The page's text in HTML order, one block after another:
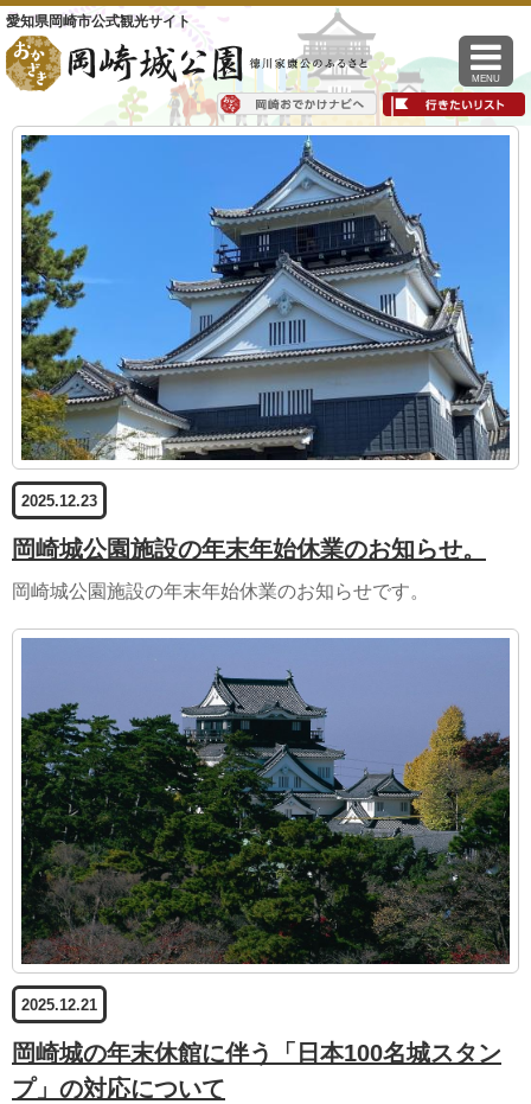
愛知県岡崎市公式観光サイト
MENU
2025.12.23
岡崎城公園施設の年末年始休業のお知らせ。
岡崎城公園施設の年末年始休業のお知らせです。
2025.12.21
岡崎城の年末休館に伴う「日本100名城スタン
プ」の対応について